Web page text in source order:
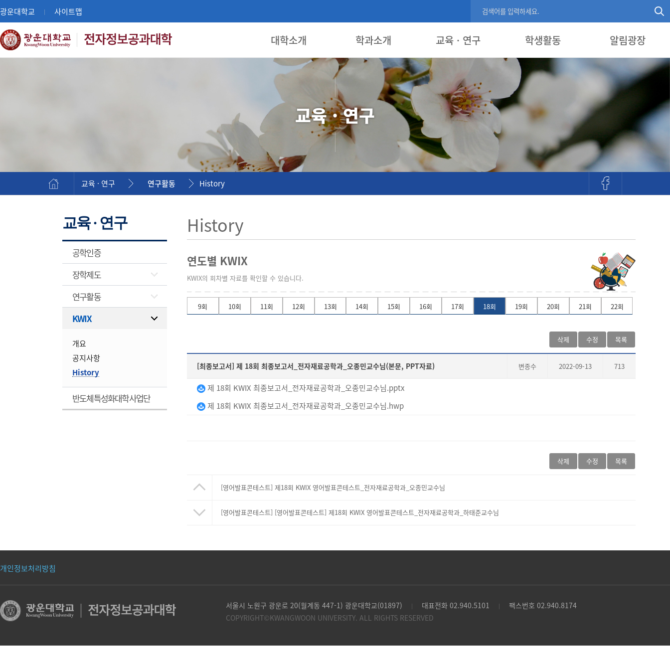
광운대학교 | 사이트맵
대학소개 학과소개 교육 · 연구 학생활동 알림광장
교육 · 연구
교육 · 연구 연구활동 History
교육 · 연구
공학인증
장학제도
연구활동
KWIX
개요
공지사항
History
반도체특성화대학사업단
History
연도별 KWIX
KWIX의 회차별 자료를 확인할 수 있습니다.
9회 10회 11회 12회 13회 14회 15회 16회 17회 18회 19회 20회 21회 22회
목록
수정
삭제
[최종보고서] 제 18회 최종보고서_전자재료공학과_오종민교수님(본문, PPT자료) 변종수 2022-09-13 713
제 18회 KWIX 최종보고서_전자재료공학과_오종민교수님.pptx
제 18회 KWIX 최종보고서_전자재료공학과_오종민교수님.hwp
목록
수정
삭제
[영어발표콘테스트] 제18회 KWIX 영어발표콘테스트_전자재료공학과_오종민교수님
[영어발표콘테스트] [영어발표콘테스트] 제18회 KWIX 영어발표콘테스트_전자재료공학과_하태준교수님
개인정보처리방침
서울시 노원구 광운로 20(월계동 447-1) 광운대학교(01897) | 대표전화 02.940.5101 |
팩스번호 02.940.8174
COPYRIGHT©KWANGWOON UNIVERSITY. ALL RIGHTS RESERVED